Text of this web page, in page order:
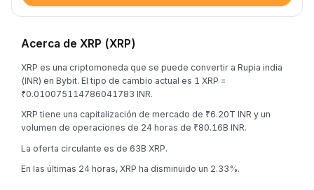
Acerca de XRP (XRP)
XRP es una criptomoneda que se puede convertir a Rupia india
(INR) en Bybit. El tipo de cambio actual es 1 XRP =
₹0.010075114786041783 INR.
XRP tiene una capitalización de mercado de ₹6.20T INR y un
volumen de operaciones de 24 horas de ₹80.16B INR.
La oferta circulante es de 63B XRP.
En las últimas 24 horas, XRP ha disminuido un 2.33%.